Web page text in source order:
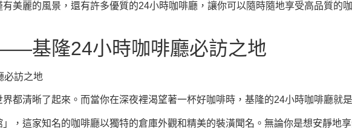
美麗的風景，還有許多優質的24小時咖啡廳，讓你可以隨時隨地享受高品質的
基隆24小時咖啡廳必訪之地
必訪之地
都清晰了起來。而當你在深夜裡渴望著一杯好咖啡時，基隆的24小時咖啡廳就
，這家知名的咖啡廳以獨特的倉庫外觀和精美的裝潢聞名。無論你是想安靜地